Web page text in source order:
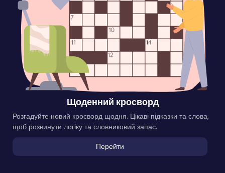
Щоденний кросворд
Розгадуйте новий кросворд щодня. Цікаві підказки та слова,
щоб розвинути логіку та словниковий запас.
Перейти